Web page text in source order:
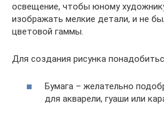
освещение, чтобы юному
изображать мелкие детали, и не
цветовой гаммы.
Для создания рисунка
Бумага – желательно
для акварели, гуаши или